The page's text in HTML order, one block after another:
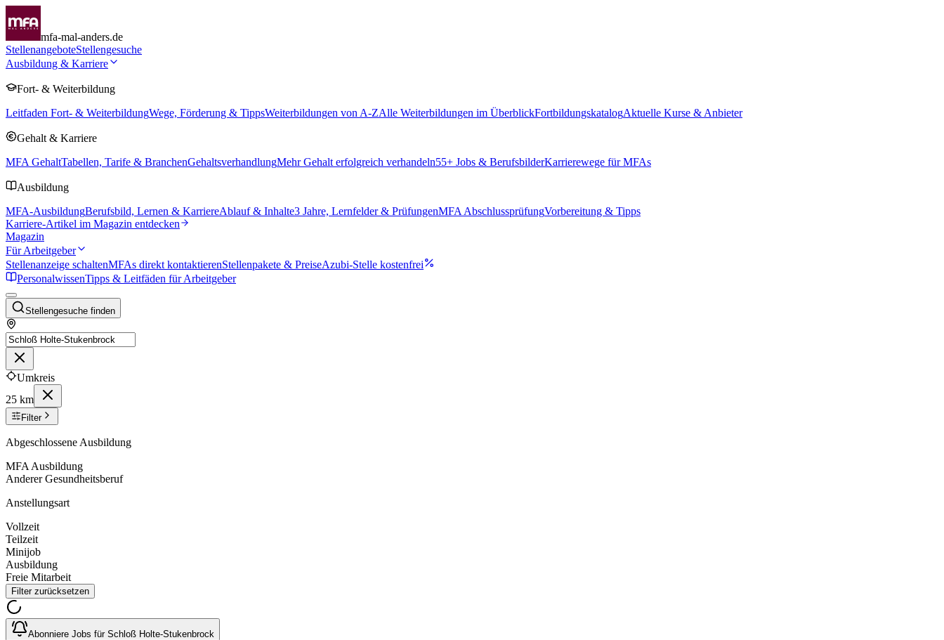
mfa-mal-anders.de
StellenangeboteStellengesuche
Ausbildung & Karriere
Fort- & Weiterbildung
Leitfaden Fort- & WeiterbildungWege, Förderung & TippsWeiterbildungen von A-ZAlle Weiterbildungen im ÜberblickFortbildungskatalogAktuelle Kurse & Anbieter
Gehalt & Karriere
MFA GehaltTabellen, Tarife & BranchenGehaltsverhandlungMehr Gehalt erfolgreich verhandeln55+ Jobs & BerufsbilderKarrierewege für MFAs
Ausbildung
MFA-AusbildungBerufsbild, Lernen & KarriereAblauf & Inhalte3 Jahre, Lernfelder & PrüfungenMFA AbschlussprüfungVorbereitung & Tipps
Karriere-Artikel im Magazin entdecken
Magazin
Für Arbeitgeber
Stellenanzeige schaltenMFAs direkt kontaktierenStellenpakete & PreiseAzubi-Stelle kostenfrei
PersonalwissenTipps & Leitfäden für Arbeitgeber
Stellengesuche finden
Umkreis
25 km
Filter
Abgeschlossene Ausbildung
MFA Ausbildung
Anderer Gesundheitsberuf
Anstellungsart
Vollzeit
Teilzeit
Minijob
Ausbildung
Freie Mitarbeit
Filter zurücksetzen
Abonniere Jobs für Schloß Holte-Stukenbrock